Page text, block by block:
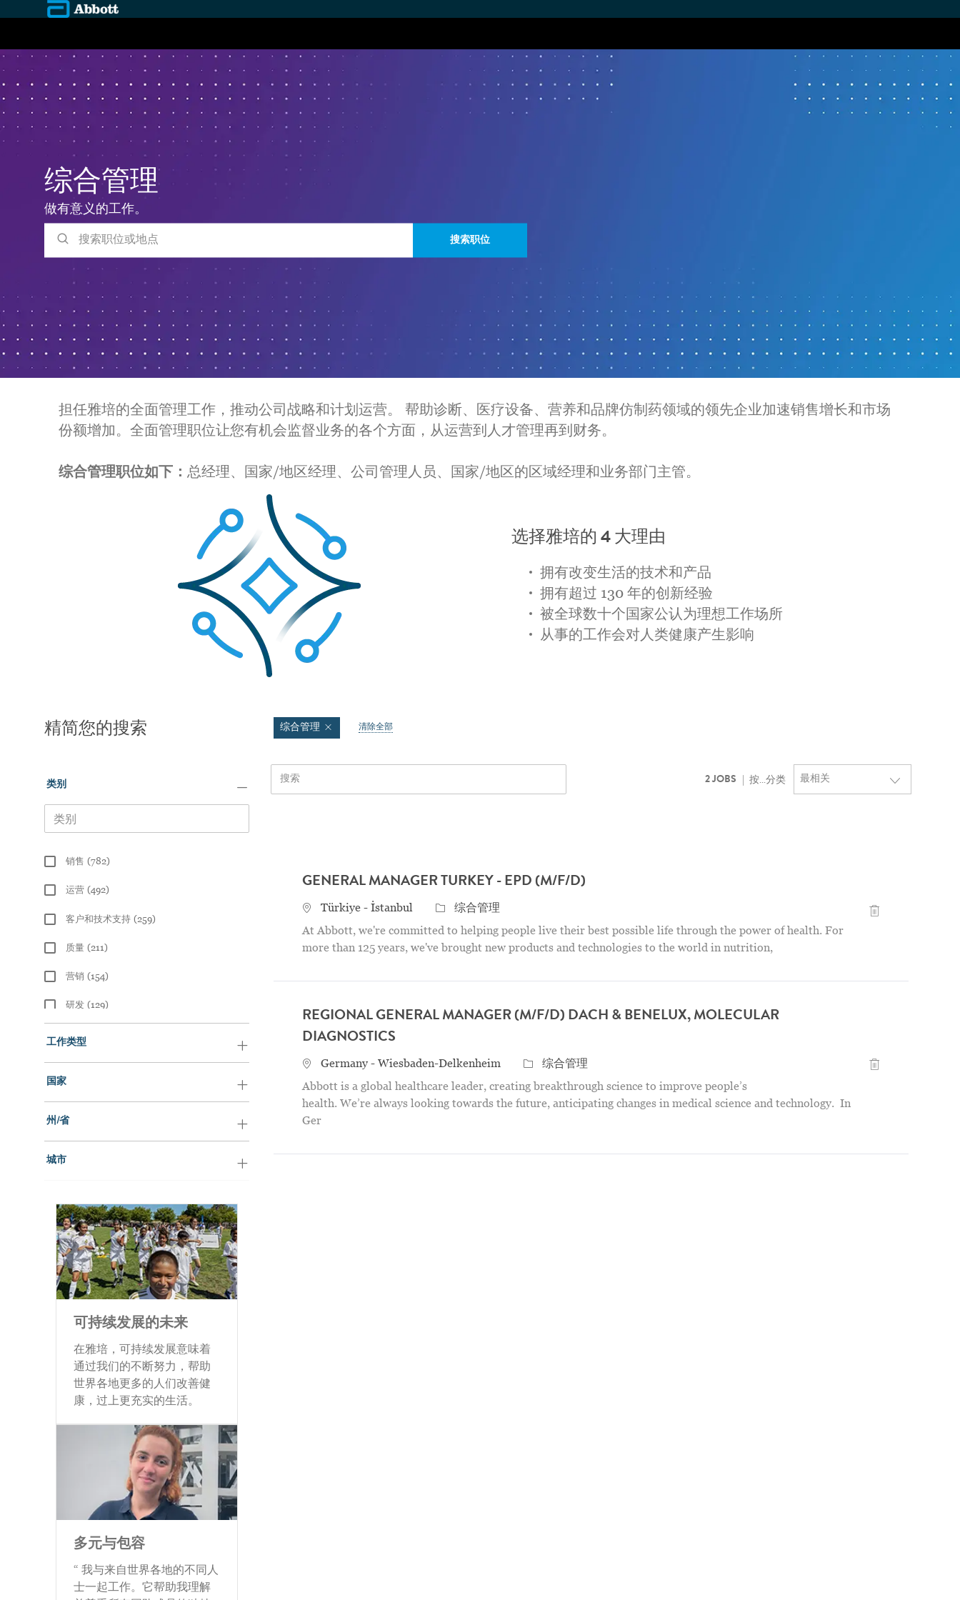
-
综合管理
做有意义的工作。
搜索职位
担任雅培的全面管理工作，推动公司战略和计划运营。 帮助诊断、医疗设备、营养和品牌仿制药领域的领先企业加速销售增长和市场
份额增加。全面管理职位让您有机会监督业务的各个方面，从运营到人才管理再到财务。
综合管理职位如下： 总经理、国家/地区经理、公司管理人员、国家/地区的区域经理和业务部门主管。
选择雅培的 4 大理由
拥有改变生活的技术和产品
拥有超过 130 年的创新经验
被全球数十个国家公认为理想工作场所
从事的工作会对人类健康产生影响
精简您的搜索
类别
类别销售 (782)
运营 (492)
客户和技术支持 (259)
质量 (211)
营销 (154)
研发 (129)
Jobs
Jobs
财务 (96)
Jobs
信息技术
市场准入 (19)
Jobs
法律 (17
Jobs
采购 (17)
Jobs
沟通 (6)
综合管理 (2)
职能支持 ( 1)
Job
工作类型
国家
州/省
城市
可持续发展的未来
在雅培，可持续发展意味着
通过我们的不断努力，帮助
世界各地更多的人们改善健
康，过上更充实的生活。
多元与包容
“ 我与来自世界各地的不同人
士一起工作。它帮助我理解
综合管理 清除全部
2 JOBS 按...分类
GENERAL MANAGER TURKEY - EPD (M/F/D)
地点Türkiye - İstanbul Category
综合管理
At Abbott, we're committed to helping people live their best possible life through the power of health. For
more than 125 years, we've brought new products and technologies to the world in nutrition,
General Manager
REGIONAL GENERAL MANAGER (M/F/D) DACH & BENELUX, MOLECULAR
DIAGNOSTICS
地点Germany - Wiesbaden-Delkenheim Category
综合管理
Abbott is a global healthcare leader, creating breakthrough science to improve people’s
health. We’re always looking towards the future, anticipating changes in medical science and technology. In
Ger
Regional General